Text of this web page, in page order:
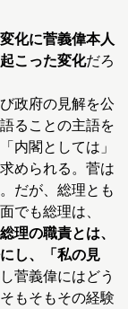
化に菅義偉本人
こった変化だろ
政府の見解を公
ることの主語を
内閣としては」
められる。菅は
だが、総理とも
でも総理は、
総理の職責とは、
し、「私の見
菅義偉にはどう
もそもその経験